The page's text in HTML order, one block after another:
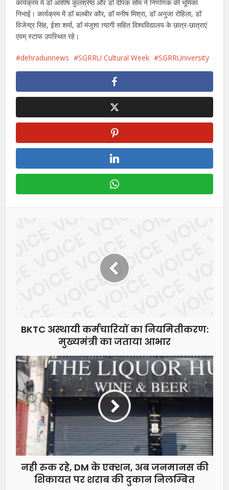
कार्यक्रम में डॉ आशीष कुलश्रेष्ठ और डॉ दीपक सोम ने निर्णाणक की भूमिका
निभाई। कार्यक्रम में डॉ बलबीर कौर, डॉ मनीष मिश्रा, डॉ अनुजा रोहिला, डॉ
विजेन्द्र सिंह, ईशा शर्मा, डॉ मंजुशा त्यागी सहित विश्वविद्यालय के छात्र-छात्राएं
एवम् स्टाफ उपस्थित रहे।
dehradunnews SGRRU Cultural Week SGRRUniversity
BKTC अस्थायी कर्मचारियों का नियमितीकरण:
मुख्यमंत्री का जताया आभार
नही रुक रहे, DM के एक्शन, अब जनमानस की
शिकायत पर शराब की दुकान निलम्बित